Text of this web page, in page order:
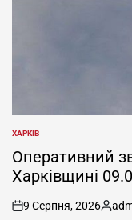
ОПУБЛІКУВАТИ
У
ХАРКІВ
Оперативний
Харківщині
on
9 Серпня, 2026